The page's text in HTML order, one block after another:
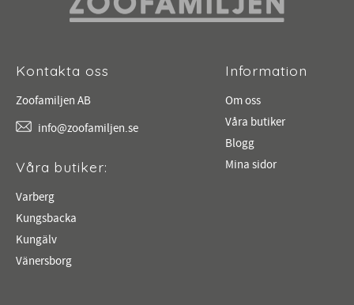
Kontakta oss
Zoofamiljen AB
info@zoofamiljen.se
Våra butiker:
Varberg
Kungsbacka
Kungälv
Vänersborg
Information
Om oss
Våra butiker
Blogg
Mina sidor